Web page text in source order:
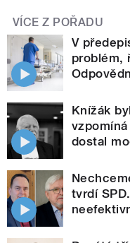
VÍCE Z POŘADU
V
problém,
Knížák
dostal
tvrdí